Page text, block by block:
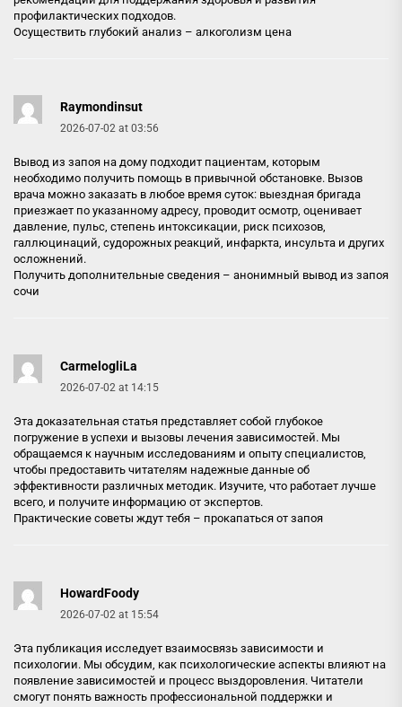
профилактических подходов.
Осуществить глубокий анализ – алкоголизм цена
Raymondinsut
2026-07-02 at 03:56
Вывод из запоя на дому подходит пациентам, которым
необходимо получить помощь в привычной обстановке. Вызов
врача можно заказать в любое время суток: выездная бригада
приезжает по указанному адресу, проводит осмотр, оценивает
давление, пульс, степень интоксикации, риск психозов,
галлюцинаций, судорожных реакций, инфаркта, инсульта и других
осложнений.
Получить дополнительные сведения – анонимный вывод из запоя
сочи
CarmelogliLa
2026-07-02 at 14:15
Эта доказательная статья представляет собой глубокое
погружение в успехи и вызовы лечения зависимостей. Мы
обращаемся к научным исследованиям и опыту специалистов,
чтобы предоставить читателям надежные данные об
эффективности различных методик. Изучите, что работает лучше
всего, и получите информацию от экспертов.
Практические советы ждут тебя – прокапаться от запоя
HowardFoody
2026-07-02 at 15:54
Эта публикация исследует взаимосвязь зависимости и
психологии. Мы обсудим, как психологические аспекты влияют на
появление зависимостей и процесс выздоровления. Читатели
смогут понять важность профессиональной поддержки и